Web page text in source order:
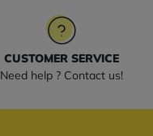
CUSTOMER SERVICE
Need help ? Contact us!